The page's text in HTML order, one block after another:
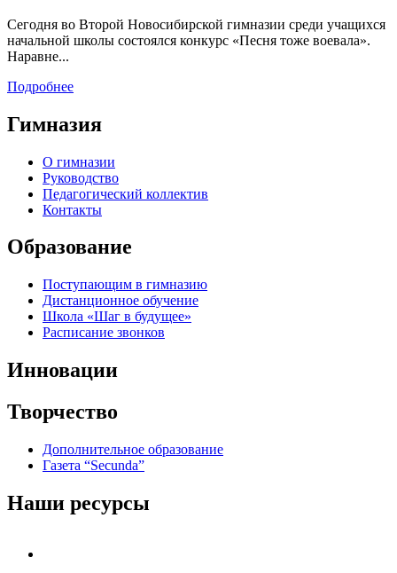
Сегодня во Второй Новосибирской гимназии среди учащихся
начальной школы состоялся конкурс «Песня тоже воевала».
Наравне...
Подробнее
Гимназия
О гимназии
Руководство
Педагогический коллектив
Контакты
Образование
Поступающим в гимназию
Дистанционное обучение
Школа «Шаг в будущее»
Расписание звонков
Инновации
Творчество
Дополнительное образование
Газета “Secunda”
Наши ресурсы